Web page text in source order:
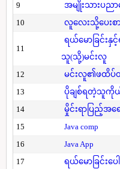
9
အမျိုးသားပညာ
10
လူလေးသို့ပေးစ
11
ရယ်မောခြင်းနှ
သူ(သို့)မင်းလူ
12 မင်းလူ၏ဖထိပ်တ
13
ပိုချစ်ရတဲ့သူကိုယ်
14
မှိုင်းရာပြည့်အရ
15
Java comp
16
Java App
17
ရယ်မောခြင်းပေ